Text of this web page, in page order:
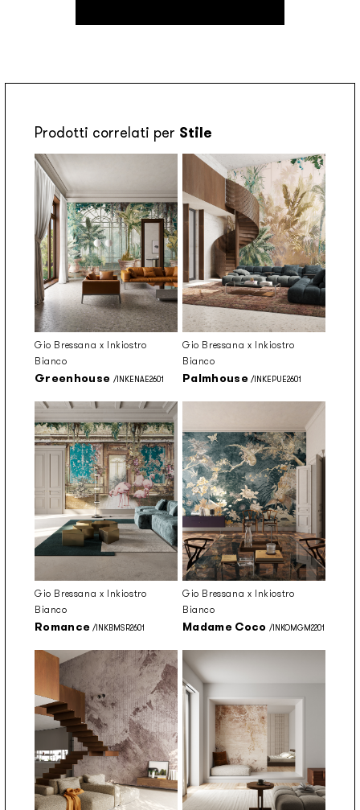
Prodotti correlati per Stile
Gio Bressana x Inkiostro
Bianco
Greenhouse /INKENAE2601
Gio Bressana x Inkiostro
Bianco
Palmhouse /INKEPUE2601
Gio Bressana x Inkiostro
Bianco
Romance /INKBMSR2601
Gio Bressana x Inkiostro
Bianco
Madame Coco /INKOMGM2201